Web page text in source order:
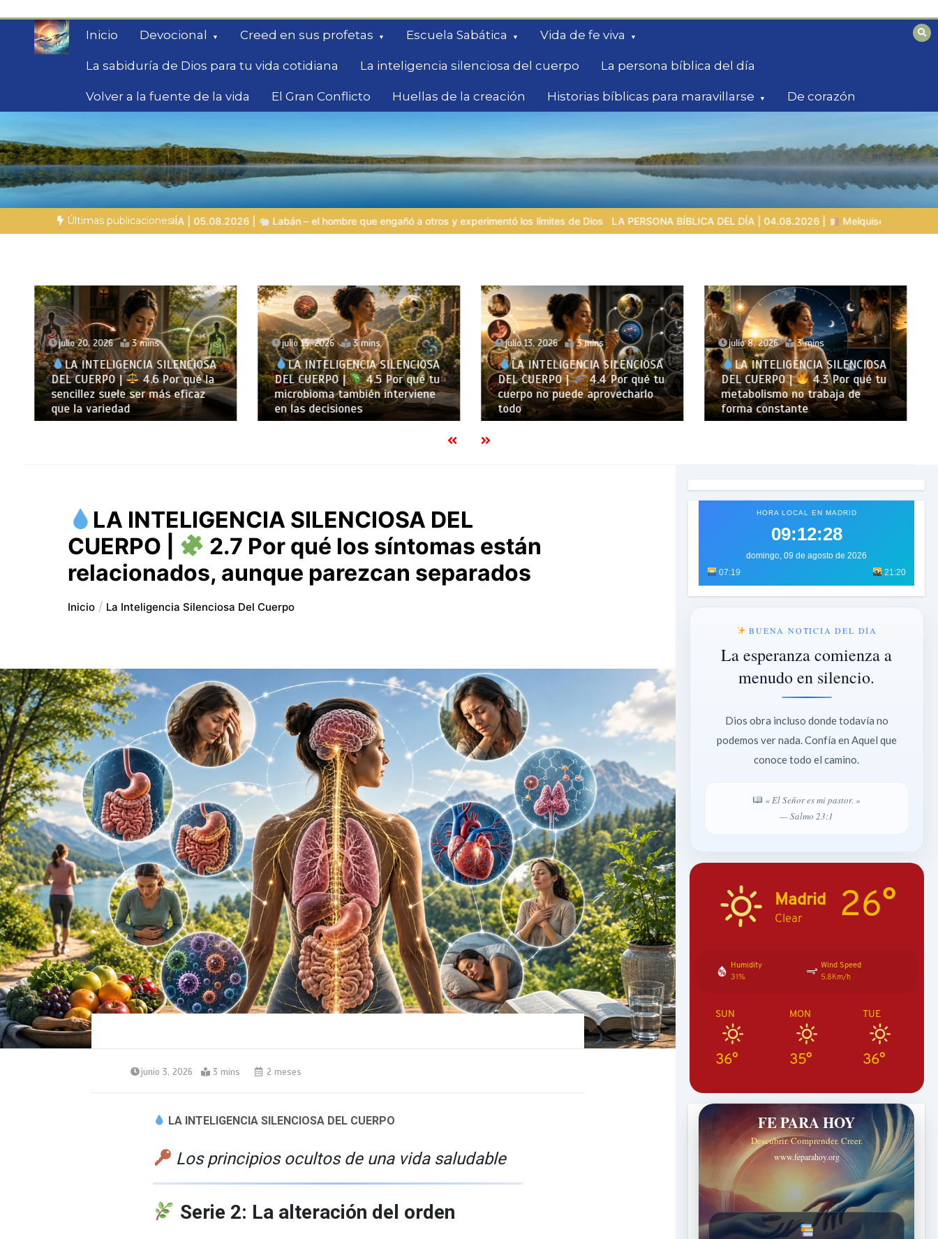
contenido
Inicio Devocional Creed en sus profetas Escuela Sabática Vida de fe viva
La sabiduría de Dios para tu vida cotidiana La inteligencia silenciosa del cuerpo La persona bíblica del día
Volver a la fuente de la vida El Gran Conflicto Huellas de la creación Historias bíblicas para maravillarse De corazón
Fe para Hoy
Reflexiones bíblicas para personas en búsqueda
Últimas publicaciones
05.08.2026 | Labán – el hombre que engañó a otros y experimentó los límites de Dios LA PERSONA BÍBLICA DEL DÍA | 04.08.2026 | Melquisedec – el rey de paz y sacerdote del Dios Altísimo
julio 20, 2026 3 mins
LA INTELIGENCIA SILENCIOSA
DEL CUERPO |
4.6 Por qué la
sencillez suele ser más eficaz
que la variedad
julio 15, 2026 3 mins
LA INTELIGENCIA SILENCIOSA
DEL CUERPO |
4.5 Por qué tu
microbioma también interviene
en las decisiones
julio 13, 2026 3 mins
LA INTELIGENCIA SILENCIOSA
DEL CUERPO |
4.4 Por qué tu
cuerpo no puede aprovecharlo
todo
julio 8, 2026 3 mins
LA INTELIGENCIA SILENCIOSA
DEL CUERPO |
4.3 Por qué tu
metabolismo no trabaja de
forma constante
LA INTELIGENCIA SILENCIOSA DEL
CUERPO |
2.7 Por qué los síntomas están
relacionados, aunque parezcan separados
Inicio La Inteligencia Silenciosa Del Cuerpo
junio 3, 2026 3 mins 2 meses
LA INTELIGENCIA SILENCIOSA DEL CUERPO
Los principios ocultos de una vida saludable
Serie 2: La alteración del orden
HORA LOCAL EN MADRID
09:12:30
domingo, 09 de agosto de 2026
07:19
21:20
BUENA NOTICIA DEL DÍA
La esperanza comienza a
menudo en silencio.
Dios obra incluso donde todavía no
podemos ver nada. Confía en Aquel que
conoce todo el camino.
« El Señor es mi pastor. »
— Salmo 23:1
Madrid
Clear 26°
Humidity
31%
Wind Speed
5.8Km/h
SUN
36°
MON
35°
TUE
36°
FE PARA HOY
Descubrir. Comprender. Creer.
www.feparahoy.org